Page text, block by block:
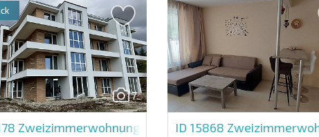
Felder
Newsletter
Nutzung Ihrer Daten
7
Zweizimmerwohnung in Villa Margarita
ID 15868